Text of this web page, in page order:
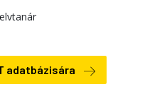
adatbázisára